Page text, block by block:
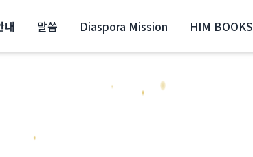
내 말씀 Diaspora Mission HIM BOOKS